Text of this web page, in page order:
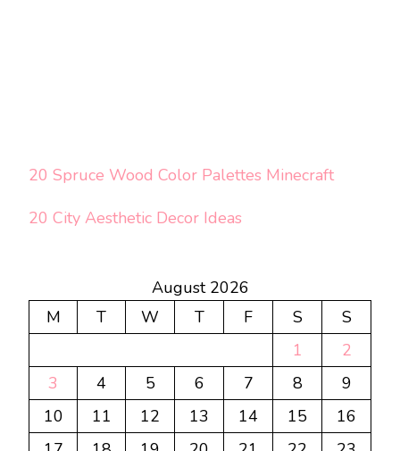
20 Spruce Wood Color Palettes Minecraft
20 City Aesthetic Decor Ideas
August 2026
M
T W T F S
S
1
2
3
4 5 6 7 8
9
10
11 12 13 14 15
16